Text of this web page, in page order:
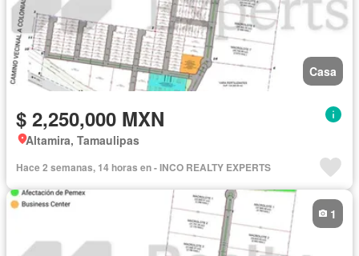
Casa
$ 2,250,000 MXN
Altamira, Tamaulipas
Hace 2 semanas, 14 horas en - INCO REALTY EXPERTS
1